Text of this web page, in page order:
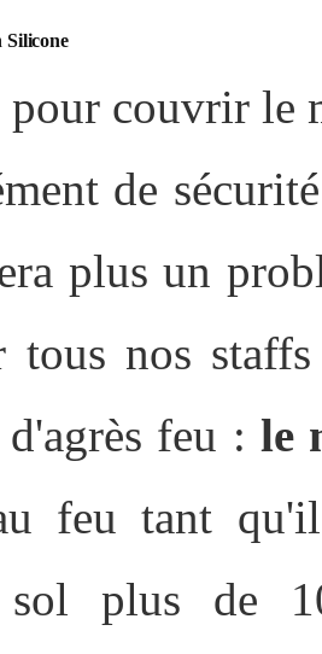
Silicone
couvrir le
de
plus un
tous nos
feu : le
feu tant qu'il
plus de